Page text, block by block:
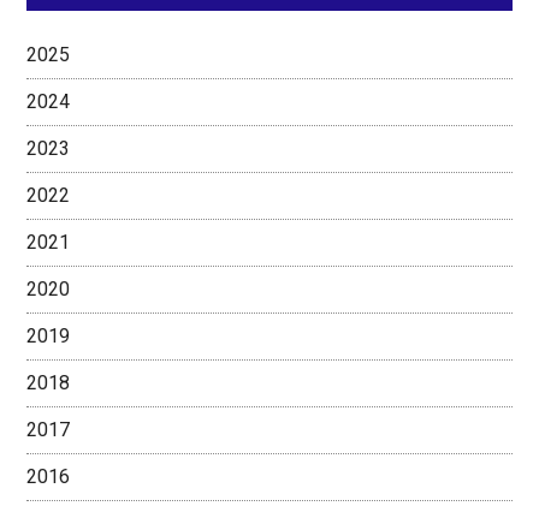
2025
2024
2023
2022
2021
2020
2019
2018
2017
2016